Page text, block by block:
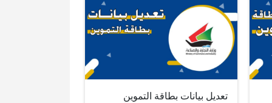
تعديل بيانات بطاقة التموين